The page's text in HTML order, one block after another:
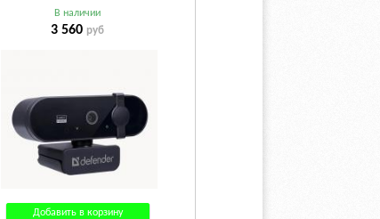
В наличии
3 560 руб
Добавить в корзину